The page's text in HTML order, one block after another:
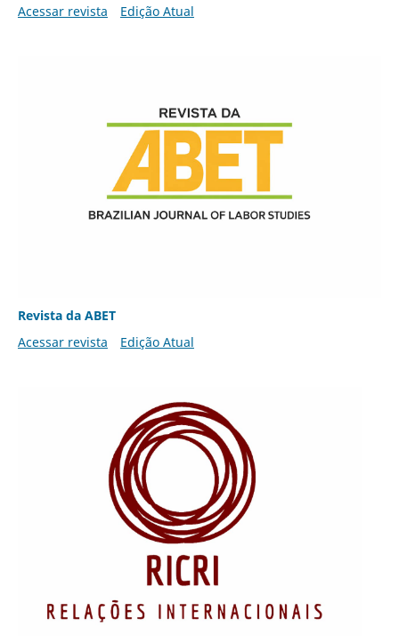
Acessar revista Edição Atual
Revista da ABET
Acessar revista
Edição Atual